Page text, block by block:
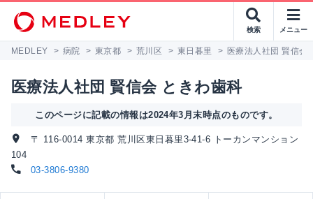
検索 メニュー
MEDLEY > 病院 > 東京都 > 荒川区 > 東日暮里 > 医療法人社団 賢信会
医療法人社団 賢信会 ときわ歯科
このページに記載の情報は2024年3月末時点のものです。
〒 116-0014 東京都 荒川区東日暮里3-41-6 トーカンマンション
104
03-3806-9380